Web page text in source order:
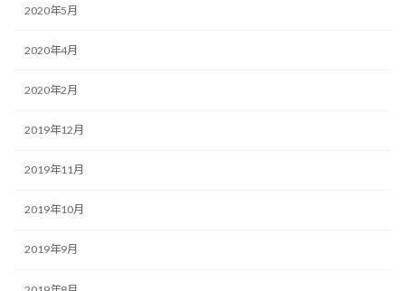
2020年5月
2020年4月
2020年2月
2019年12月
2019年11月
2019年10月
2019年9月